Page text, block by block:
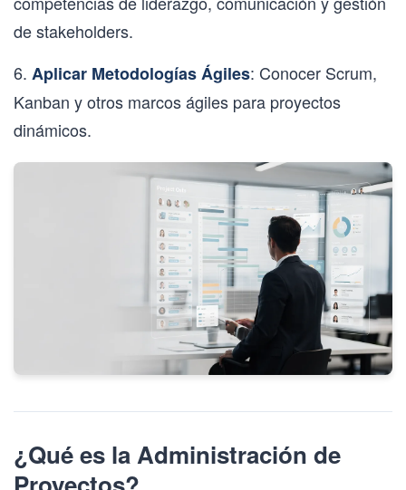
de stakeholders.
6. Aplicar Metodologías Ágiles: Conocer Scrum,
Kanban y otros marcos ágiles para proyectos
dinámicos.
¿Qué es la Administración de